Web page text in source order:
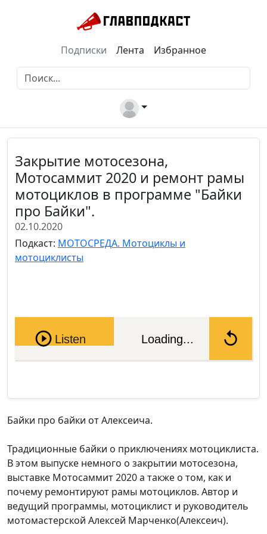
Подписки Лента Избранное
Закрытие мотосезона,
Мотосаммит 2020 и ремонт рамы
мотоциклов в программе "Байки
про Байки".
02.10.2020
Подкаст: МОТОСРЕДА. Мотоциклы и
мотоциклисты
Pause
Listen Loading...
Байки про байки от Алексеича.
Традиционные байки о приключениях мотоциклиста.
В этом выпуске немного о закрытии мотосезона,
выставке Мотосаммит 2020 а также о том, как и
почему ремонтируют рамы мотоциклов. Автор и
ведущий программы, мотоциклист и руководитель
мотомастерской Алексей Марченко(Алексеич).